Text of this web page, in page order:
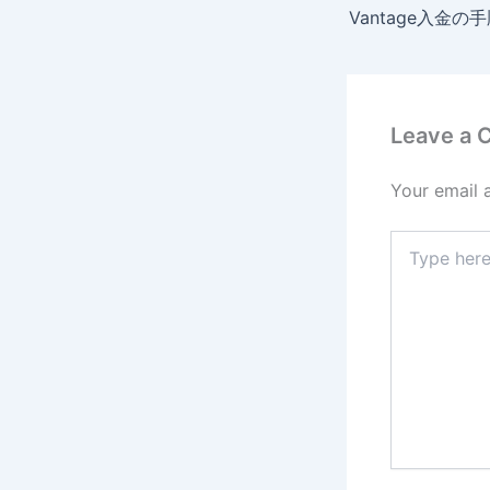
Leave a
Your email
here..